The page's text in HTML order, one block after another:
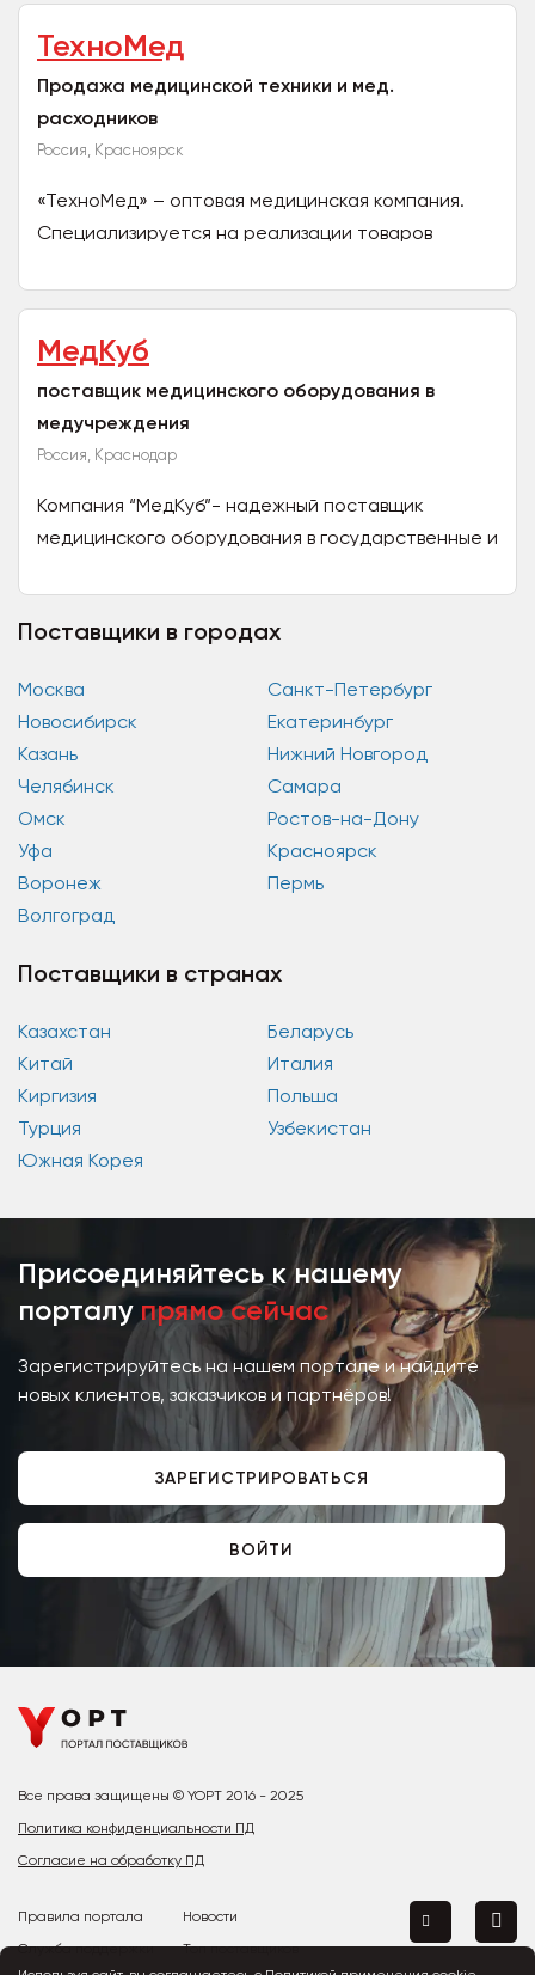
ТехноМед
Продажа медицинской техники и мед.
расходников
Россия, Красноярск
«ТехноМед» – оптовая медицинская компания.
Специализируется на реализации товаров
Оборудования, мебели,...
МедКуб
поставщик медицинского оборудования в
медучреждения
Россия, Краснодар
Компания “МедКуб”- надежный поставщик
медицинского оборудования в государственные и
учреждения по территории всей...
Поставщики в городах
Москва
Санкт-Петербург
Новосибирск
Екатеринбург
Казань
Нижний Новгород
Челябинск
Самара
Омск
Ростов-на-Дону
Уфа
Красноярск
Воронеж
Пермь
Волгоград
Поставщики в странах
Казахстан
Беларусь
Китай
Италия
Киргизия
Польша
Турция
Узбекистан
Южная Корея
Присоединяйтесь к нашему
порталу прямо сейчас
Зарегистрируйтесь на нашем портале и найдите
новых клиентов, заказчиков и партнёров!
ЗАРЕГИСТРИРОВАТЬСЯ
ВОЙТИ
Все права защищены © YOPT 2016 - 2025
Политика конфиденциальности ПД
Согласие на обработку ПД
Правила портала
Служба поддержки
Новости
Топ поставщиков